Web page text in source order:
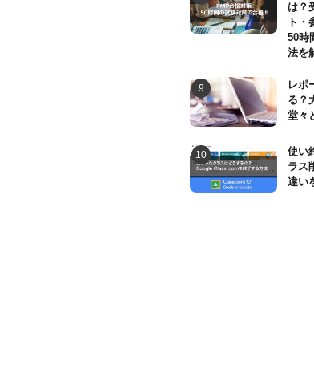
は？
ト・
50時
法を
レポ
る？
堂々
使い
ラス
違い